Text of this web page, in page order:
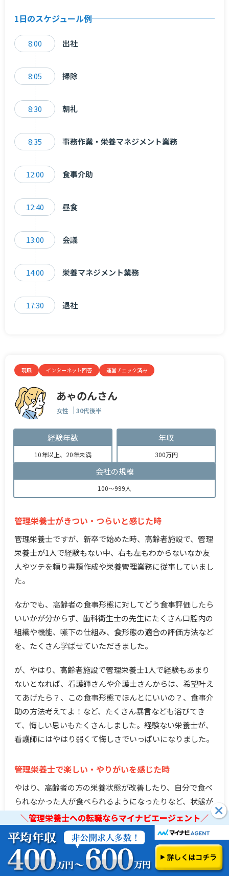
＼管理栄養士への転職ならマイナビエージェント／
＼管理栄養士への転職ならマイナビエージェント／
1日のスケジュール例
8:00 出社
8:05 掃除
8:30 朝礼
8:35 事務作業・栄養マネジメント業務
12:00 食事介助
12:40 昼食
13:00 会議
14:00 栄養マネジメント業務
17:30 退社
現職 インターネット回答 運営チェック済み
あゃのんさん
女性 30代後半
経験年数
10年以上、20年未満
年収
300万円
会社の規模
100～999人
管理栄養士がきつい・つらいと感じた時
管理栄養士ですが、新卒で始めた時、高齢者施設で、管理
栄養士が1人で経験もない中、右も左もわからないなか友
人やツテを頼り書類作成や栄養管理業務に従事していまし
た。
なかでも、高齢者の食事形態に対してどう食事評価したら
いいかが分からず、歯科衛生士の先生にたくさん口腔内の
組織や機能、嚥下の仕組み、食形態の適合の評価方法など
を、たくさん学ばせていただきました。
が、やはり、高齢者施設で管理栄養士1人で経験もあまり
ないとなれば、看護師さんや介護士さんからは、希望叶え
てあげたら？、この食事形態でほんとにいいの？、食事介
助の方法考えてよ！など、たくさん暴言なども浴びてき
て、悔しい思いもたくさんしました。経験ない栄養士が、
看護師にはやはり弱くて悔しさでいっぱいになりました。
管理栄養士で楽しい・やりがいを感じた時
やはり、高齢者の方の栄養状態が改善したり、自分で食べ
られなかった人が食べられるようになったりなど、状態が
良くなった時は喜びを感じます。また、食事形態の工夫
で、食べられるようになることもあるので、日々の食事状
況の確認や、食事評価、栄養評価が改善に向かうことはや
りがいも感じます。